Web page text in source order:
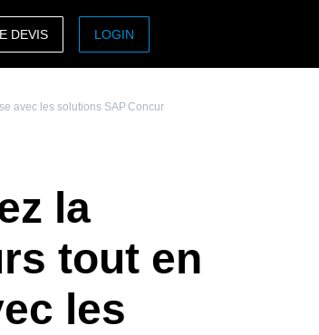
（日本語)
DEVIS LOGIN
avec les solutions SAP Concur
la
tout en
les